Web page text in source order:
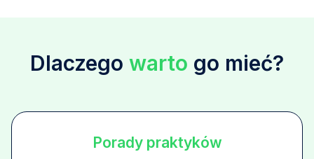
Dlaczego warto go mieć?
Porady praktyków